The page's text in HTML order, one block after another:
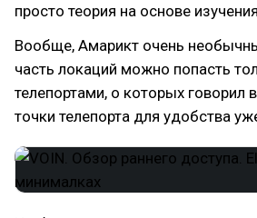
просто теория на основе
Вообще, Амарикт очень
часть локаций можно попасть
телепортами, о которых
точки телепорта для удобства